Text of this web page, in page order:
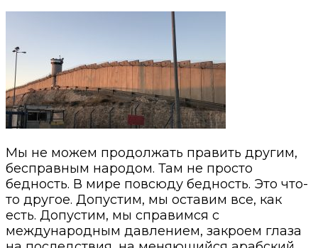
Мы не можем продолжать править другим,
бесправным народом. Там не просто
бедность. В мире повсюду бедность. Это что-
то другое. Допустим, мы оставим все, как
есть. Допустим, мы справимся с
международным давлением, закроем глаза